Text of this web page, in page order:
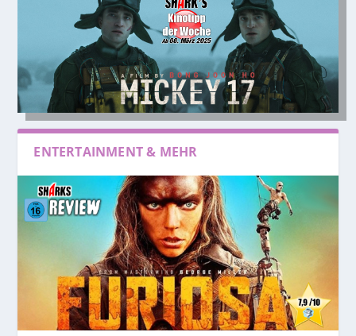
ENTERTAINMENT & MEHR